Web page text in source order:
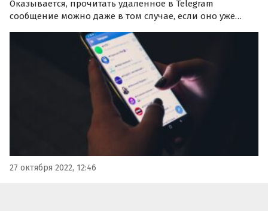
Оказывается, прочитать удаленное в Telegram
сообщение можно даже в том случае, если оно уже
«Прайм» рассказал руководитель службы
исследований, кибераналитики и развития Группы Т1
Александр Новиков.
27 октября 2022, 12:46